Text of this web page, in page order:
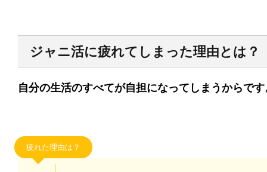
ジャニ活に疲れてしまった理由とは？
自分の生活のすべてが自担になってしまうからです
疲れた理由は？